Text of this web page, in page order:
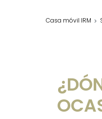
Casa móvil IRM